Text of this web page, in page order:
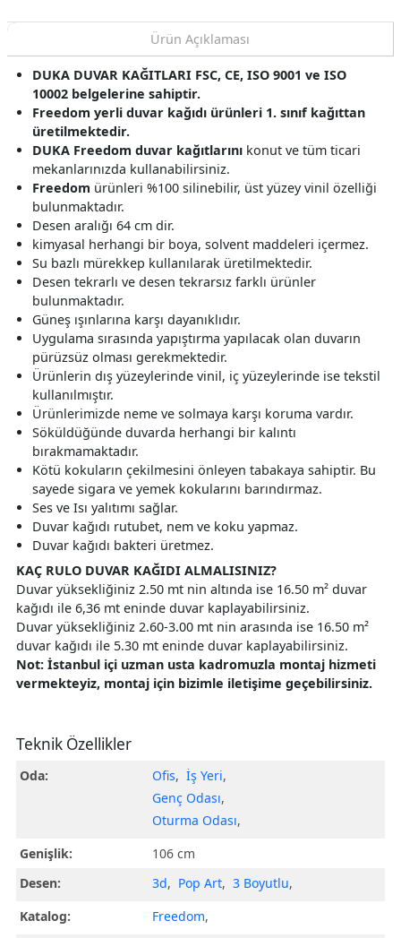
Ürün Açıklaması
DUKA DUVAR KAĞITLARI FSC, CE, ISO 9001 ve ISO
10002 belgelerine sahiptir.
Freedom yerli duvar kağıdı ürünleri 1. sınıf kağıttan
üretilmektedir.
DUKA Freedom duvar kağıtlarını konut ve tüm ticari
mekanlarınızda kullanabilirsiniz.
Freedom ürünleri %100 silinebilir, üst yüzey vinil özelliği
bulunmaktadır.
Desen aralığı 64 cm dir.
kimyasal herhangi bir boya, solvent maddeleri içermez.
Su bazlı mürekkep kullanılarak üretilmektedir.
Desen tekrarlı ve desen tekrarsız farklı ürünler
bulunmaktadır.
Güneş ışınlarına karşı dayanıklıdır.
Uygulama sırasında yapıştırma yapılacak olan duvarın
pürüzsüz olması gerekmektedir.
Ürünlerin dış yüzeylerinde vinil, iç yüzeylerinde ise tekstil
kullanılmıştır.
Ürünlerimizde neme ve solmaya karşı koruma vardır.
Söküldüğünde duvarda herhangi bir kalıntı
bırakmamaktadır.
Kötü kokuların çekilmesini önleyen tabakaya sahiptir. Bu
sayede sigara ve yemek kokularını barındırmaz.
Ses ve Isı yalıtımı sağlar.
Duvar kağıdı rutubet, nem ve koku yapmaz.
Duvar kağıdı bakteri üretmez.
KAÇ RULO DUVAR KAĞIDI ALMALISINIZ?
Duvar yüksekliğiniz 2.50 mt nin altında ise 16.50 m² duvar
kağıdı ile 6,36 mt eninde duvar kaplayabilirsiniz.
Duvar yüksekliğiniz 2.60-3.00 mt nin arasında ise 16.50 m²
duvar kağıdı ile 5.30 mt eninde duvar kaplayabilirsiniz.
Not: İstanbul içi uzman usta kadromuzla montaj hizmeti
vermekteyiz, montaj için bizimle iletişime geçebilirsiniz.
Teknik Özellikler
Oda: Ofis, İş Yeri,
Genç Odası,
Oturma Odası,
Genişlik:
106 cm
Desen:
3d, Pop Art, 3 Boyutlu,
Katalog:
Freedom,